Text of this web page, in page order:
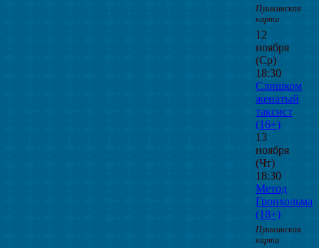
Пушкинская
карта
12
ноября
(Ср)
18:30
Слишком
женатый
таксист
(16+)
13
ноября
(Чт)
18:30
Метод
Гронхольма
(18+)
Пушкинская
карта